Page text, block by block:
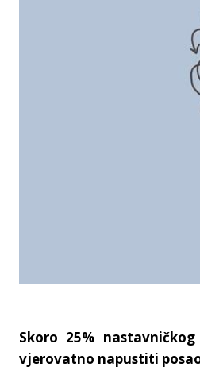
Skoro 25%
vjerovatno napustiti